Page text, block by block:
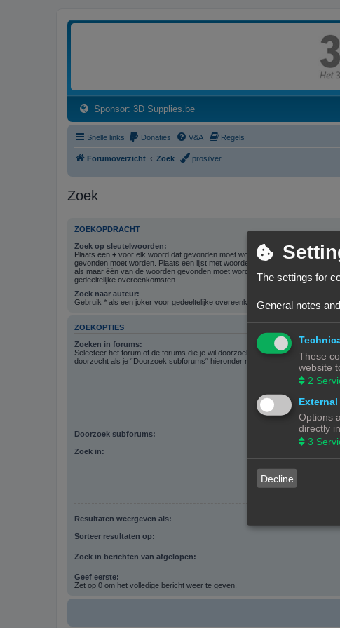
Sponsor: 3D Supplies.be(Opens a new tab)
Snelle links Donaties V&A Regels
Forumoverzicht Zoek prosilver
Zoek
ZOEKOPDRACHT
Zoek op sleutelwoorden:
Plaats een + voor elk woord dat gevonden moet worden en een-voor elk
gevonden moet worden. Plaats een lijst met woorden gescheiden door een
als maar één van de woorden gevonden moet worden. Gebruik * als een joker
gedeeltelijke overeenkomsten.
Zoek naar auteur:
Gebruik * als een joker voor gedeeltelijke overeenkomsten.
ZOEKOPTIES
Zoeken in forums:
Selecteer het forum of de forums die je wil doorzoeken. Subforums worden
doorzocht als je “Doorzoek subforums“ hieronder niet uitschakelt.
Doorzoek subforums:
Zoek in:
Resultaten weergeven als:
Sorteer resultaten op:
Zoek in berichten van afgelopen:
Geef eerste:
Zet op 0 om het volledige bericht weer te geven.
The settings for
General notes
These
website
2
Options
directly
3
Decline